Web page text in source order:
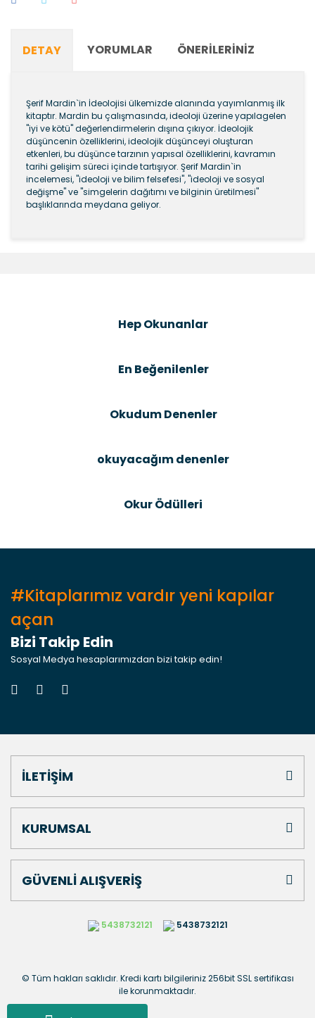
DETAY YORUMLAR ÖNERILERINIZ
Şerif Mardin`in İdeolojisi ülkemizde alanında yayımlanmış ilk
kitaptır. Mardin bu çalışmasında, ideoloji üzerine yapılagelen
"iyi ve kötü" değerlendirmelerin dışına çıkıyor. İdeolojik
düşüncenin özelliklerini, ideolojik düşünceyi oluşturan
etkenleri, bu düşünce tarzının yapısal özelliklerini, kavramın
tarihi gelişim süreci içinde tartışıyor. Şerif Mardin`in
incelemesi, "ideoloji ve bilim felsefesi", "ideoloji ve sosyal
değişme" ve "simgelerin dağıtımı ve bilginin üretilmesi"
başlıklarında meydana geliyor.
Ürün açıklamasında eksik bilgiler bulunuyor.
Ürün fiyatı diğer sitelerden daha pahalı.
Hep Okunanlar
En Beğenilenler
Okudum Denenler
okuyacağım denenler
Okur Ödülleri
#Kitaplarımız vardır yeni kapılar
açan
Bizi Takip Edin
Sosyal Medya hesaplarımızdan bizi takip edin!
İLETİŞİM
KURUMSAL
GÜVENLİ ALIŞVERİŞ
5438732121 5438732121
© Tüm hakları saklıdır. Kredi kartı bilgileriniz 256bit SSL sertifikası
ile korunmaktadır.